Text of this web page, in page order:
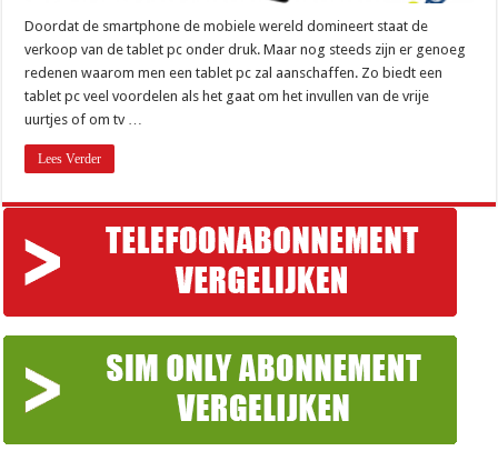
Doordat de smartphone de mobiele wereld domineert staat de
verkoop van de tablet pc onder druk. Maar nog steeds zijn er genoeg
redenen waarom men een tablet pc zal aanschaffen. Zo biedt een
tablet pc veel voordelen als het gaat om het invullen van de vrije
uurtjes of om tv …
Lees Verder